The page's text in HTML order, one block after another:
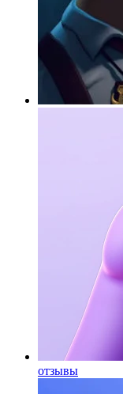
отзывы